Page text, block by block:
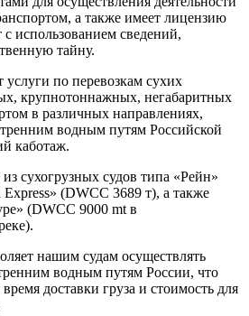
а также имеет лицензию
использованием сведений,
тайну.
по перевозкам сухих
крупнотоннажных, негабаритных
в различных направлениях,
водным путям Российской
каботаж.
сухогрузных судов типа «Рейн»
(DWCC 3689 т), а также
(DWCC 9000 mt в
нашим судам осуществлять
водным путям России, что
доставки груза и стоимость для